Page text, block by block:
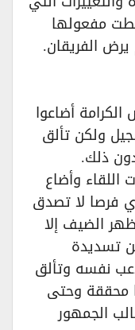
مفعولها
الفريقان.
أضاعوا
ولكن تألق
ذلك.
وأضاع
فرصا لا تصدق
الضيف إلا
تسديدة
نفسه وتألق
محققة وحتى
الجمهور